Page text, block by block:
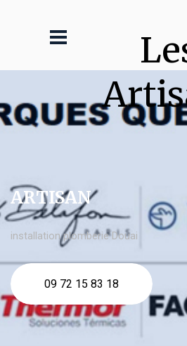
ARTISAN
installation plomberie Douai
09 72 15 83 18